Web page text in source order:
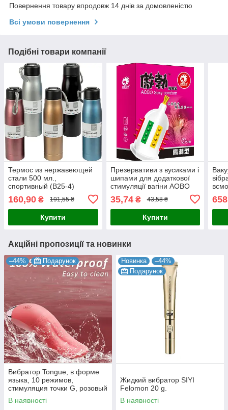
Повернення товару впродовж 14 днів за домовленістю
Всі умови повернення
Подібні товари компанії
Термос из нержавеющей
стали 500 мл.,
спортивный (B25-4)
160,90 ₴ 191,55 ₴
Купити
Презервативи з вусиками і
шипами для додаткової
стимуляції вагіни AOBO
Sexy condom (Код 302/12)
рожевий
35,74₴ 43,58 ₴
Купити
Акційні пропозиції та новинки
–44% Подарунок
Вибратор Tongue, в форме
языка, 10 режимов,
стимуляция точки G, розовый
В наявності
Новинка
–44%
Подарунок
Жидкий вибратор SIYI
Felomon 20 g.
В наявності